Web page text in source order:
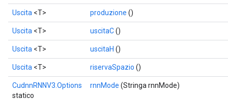
Uscita <T> produzione ()
Uscita <T> uscitaC()
Uscita <T> uscitaH ()
Uscita <T> riservaSpazio ()
CudnnRNNV3.Options
statico
rnnMode (Stringa rnnMode)